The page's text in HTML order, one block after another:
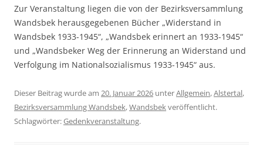
Zur Veranstaltung liegen die von der Bezirksversammlung
Wandsbek herausgegebenen Bücher „Widerstand in
Wandsbek 1933-1945“, „Wandsbek erinnert an 1933-1945“
und „Wandsbeker Weg der Erinnerung an Widerstand und
Verfolgung im Nationalsozialismus 1933-1945“ aus.
Dieser Beitrag wurde am 20. Januar 2026 unterAllgemein,Alstertal,
Bezirksversammlung Wandsbek,Wandsbekveröffentlicht.
Schlagwörter:Gedenkveranstaltung.